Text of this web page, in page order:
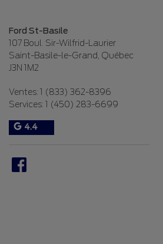
Ford St-Basile
107 Boul. Sir-Wilfrid-Laurier
Saint-Basile-le-Grand Québec
J3N 1M2
Ventes: 1 (833) 362-8396
Services: 1 (450) 283-6699
4.4